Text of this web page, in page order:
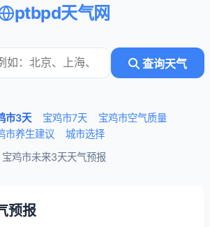
ptbpd天气网
查询天气
市3天 宝鸡市7天
宝鸡市空气质量
市养生建议
城市选择
宝鸡市未来3天天气预报
预报